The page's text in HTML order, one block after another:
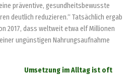
präventive, gesundheitsbewusste
deutlich reduzieren.“ Tatsächlich ergab
2017, dass weltweit etwa elf Millionen
ungünstigen Nahrungsaufnahme
Umsetzung im Alltag ist oft